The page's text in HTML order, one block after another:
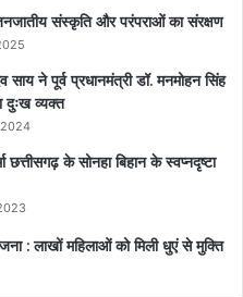
संस्कृति और परंपराओं का संरक्षण
साय ने पूर्व प्रधानमंत्री डॉ. मनमोहन सिंह
दुःख व्यक्त
छत्तीसगढ़ के सोनहा बिहान के स्वप्नदृष्टा
: लाखों महिलाओं को मिली धुएं से मुक्ति